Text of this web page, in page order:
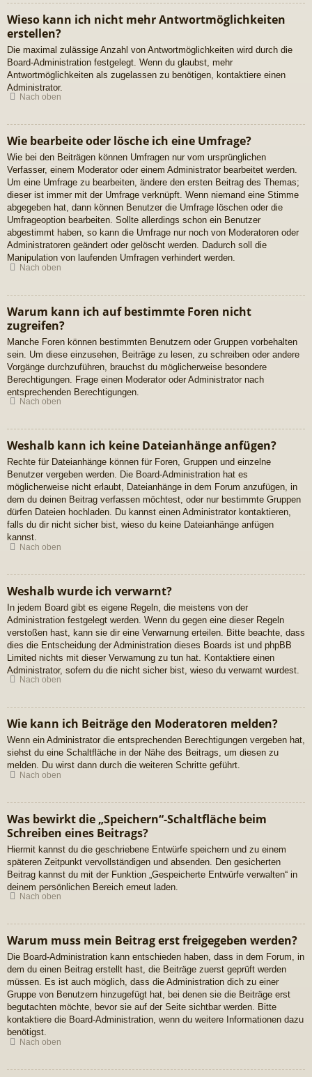
Wieso kann ich nicht mehr Antwortmöglichkeiten
erstellen?
Die maximal zulässige Anzahl von Antwortmöglichkeiten wird durch die
Board-Administration festgelegt. Wenn du glaubst, mehr
Antwortmöglichkeiten als zugelassen zu benötigen, kontaktiere einen
Administrator.
Nach oben
Wie bearbeite oder lösche ich eine Umfrage?
Wie bei den Beiträgen können Umfragen nur vom ursprünglichen
Verfasser, einem Moderator oder einem Administrator bearbeitet werden.
Um eine Umfrage zu bearbeiten, ändere den ersten Beitrag des Themas;
dieser ist immer mit der Umfrage verknüpft. Wenn niemand eine Stimme
abgegeben hat, dann können Benutzer die Umfrage löschen oder die
Umfrageoption bearbeiten. Sollte allerdings schon ein Benutzer
abgestimmt haben, so kann die Umfrage nur noch von Moderatoren oder
Administratoren geändert oder gelöscht werden. Dadurch soll die
Manipulation von laufenden Umfragen verhindert werden.
Nach oben
Warum kann ich auf bestimmte Foren nicht
zugreifen?
Manche Foren können bestimmten Benutzern oder Gruppen vorbehalten
sein. Um diese einzusehen, Beiträge zu lesen, zu schreiben oder andere
Vorgänge durchzuführen, brauchst du möglicherweise besondere
Berechtigungen. Frage einen Moderator oder Administrator nach
entsprechenden Berechtigungen.
Nach oben
Weshalb kann ich keine Dateianhänge anfügen?
Rechte für Dateianhänge können für Foren, Gruppen und einzelne
Benutzer vergeben werden. Die Board-Administration hat es
möglicherweise nicht erlaubt, Dateianhänge in dem Forum anzufügen, in
dem du deinen Beitrag verfassen möchtest, oder nur bestimmte Gruppen
dürfen Dateien hochladen. Du kannst einen Administrator kontaktieren,
falls du dir nicht sicher bist, wieso du keine Dateianhänge anfügen
kannst.
Nach oben
Weshalb wurde ich verwarnt?
In jedem Board gibt es eigene Regeln, die meistens von der
Administration festgelegt werden. Wenn du gegen eine dieser Regeln
verstoßen hast, kann sie dir eine Verwarnung erteilen. Bitte beachte, dass
dies die Entscheidung der Administration dieses Boards ist und phpBB
Limited nichts mit dieser Verwarnung zu tun hat. Kontaktiere einen
Administrator, sofern du die nicht sicher bist, wieso du verwarnt wurdest.
Nach oben
Wie kann ich Beiträge den Moderatoren melden?
Wenn ein Administrator die entsprechenden Berechtigungen vergeben hat,
siehst du eine Schaltfläche in der Nähe des Beitrags, um diesen zu
melden. Du wirst dann durch die weiteren Schritte geführt.
Nach oben
Was bewirkt die „Speichern“-Schaltfläche beim
Schreiben eines Beitrags?
Hiermit kannst du die geschriebene Entwürfe speichern und zu einem
späteren Zeitpunkt vervollständigen und absenden. Den gesicherten
Beitrag kannst du mit der Funktion „Gespeicherte Entwürfe verwalten“ in
deinem persönlichen Bereich erneut laden.
Nach oben
Warum muss mein Beitrag erst freigegeben werden?
Die Board-Administration kann entschieden haben, dass in dem Forum, in
dem du einen Beitrag erstellt hast, die Beiträge zuerst geprüft werden
müssen. Es ist auch möglich, dass die Administration dich zu einer
Gruppe von Benutzern hinzugefügt hat, bei denen sie die Beiträge erst
begutachten möchte, bevor sie auf der Seite sichtbar werden. Bitte
kontaktiere die Board-Administration, wenn du weitere Informationen dazu
benötigst.
Nach oben